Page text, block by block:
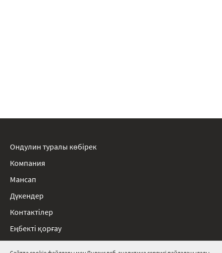
Ондулин туралы көбірек
Компания
Мансап
Дүкендер
Контактілер
Еңбекті қорғау